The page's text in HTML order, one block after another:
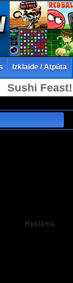
Izklaide / Atpūta
Sushi Feast!
Reklāma